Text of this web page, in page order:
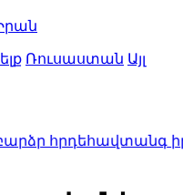
Ռուսաստան Այլ
հրդեհավտանգ